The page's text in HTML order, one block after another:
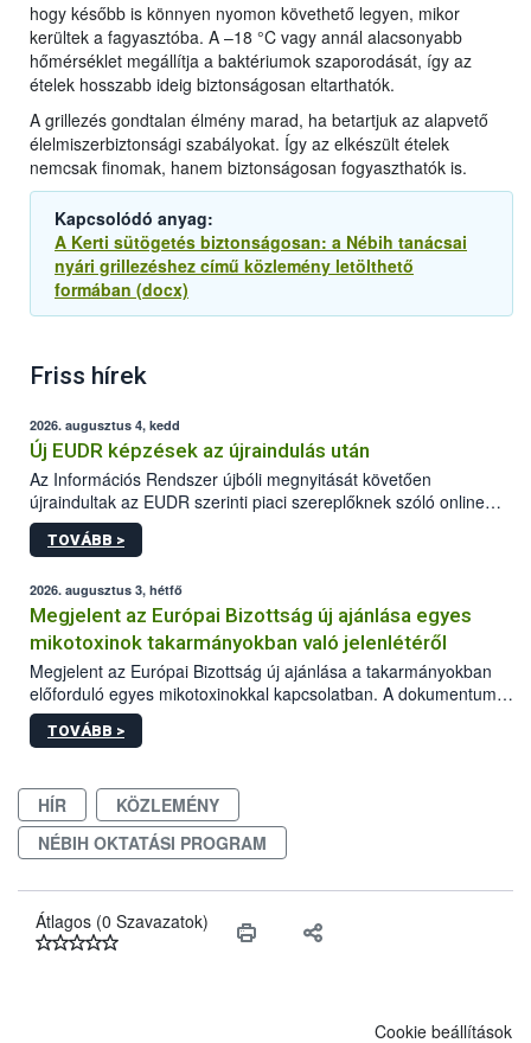
hogy később is könnyen nyomon követhető legyen, mikor
kerültek a fagyasztóba. A –18 °C vagy annál alacsonyabb
hőmérséklet megállítja a baktériumok szaporodását, így az
ételek hosszabb ideig biztonságosan eltarthatók.
A grillezés gondtalan élmény marad, ha betartjuk az alapvető
élelmiszerbiztonsági szabályokat. Így az elkészült ételek
nemcsak finomak, hanem biztonságosan fogyaszthatók is.
Kapcsolódó anyag:
A Kerti sütögetés biztonságosan: a Nébih tanácsai
nyári grillezéshez című közlemény letölthető
formában (docx)
Friss hírek
2026. augusztus 4, kedd
Új EUDR képzések az újraindulás után
Az Információs Rendszer újbóli megnyitását követően
újraindultak az EUDR szerinti piaci szereplőknek szóló online
képzések.
TOVÁBB >
2026. augusztus 3, hétfő
Megjelent az Európai Bizottság új ajánlása egyes
mikotoxinok takarmányokban való jelenlétéről
Megjelent az Európai Bizottság új ajánlása a takarmányokban
előforduló egyes mikotoxinokkal kapcsolatban. A dokumentum
2027-től új irányértékek alkalmazását írja elő, és a jelenleg
hatályos uniós ajánlások helyébe lép.
TOVÁBB >
HÍR
KÖZLEMÉNY
NÉBIH OKTATÁSI PROGRAM
Átlagos (0 Szavazatok)
Cookie beállítások